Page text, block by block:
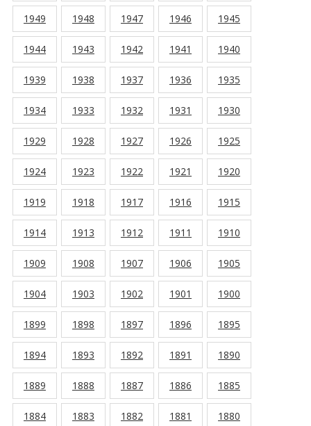
1949 1948 1947 1946 1945
1944 1943 1942 1941 1940
1939 1938 1937 1936 1935
1934 1933 1932 1931 1930
1929 1928 1927 1926 1925
1924 1923 1922 1921 1920
1919 1918 1917 1916 1915
1914 1913 1912 1911 1910
1909 1908 1907 1906 1905
1904 1903 1902 1901 1900
1899 1898 1897 1896 1895
1894 1893 1892 1891 1890
1889 1888 1887 1886 1885
1884 1883 1882 1881 1880